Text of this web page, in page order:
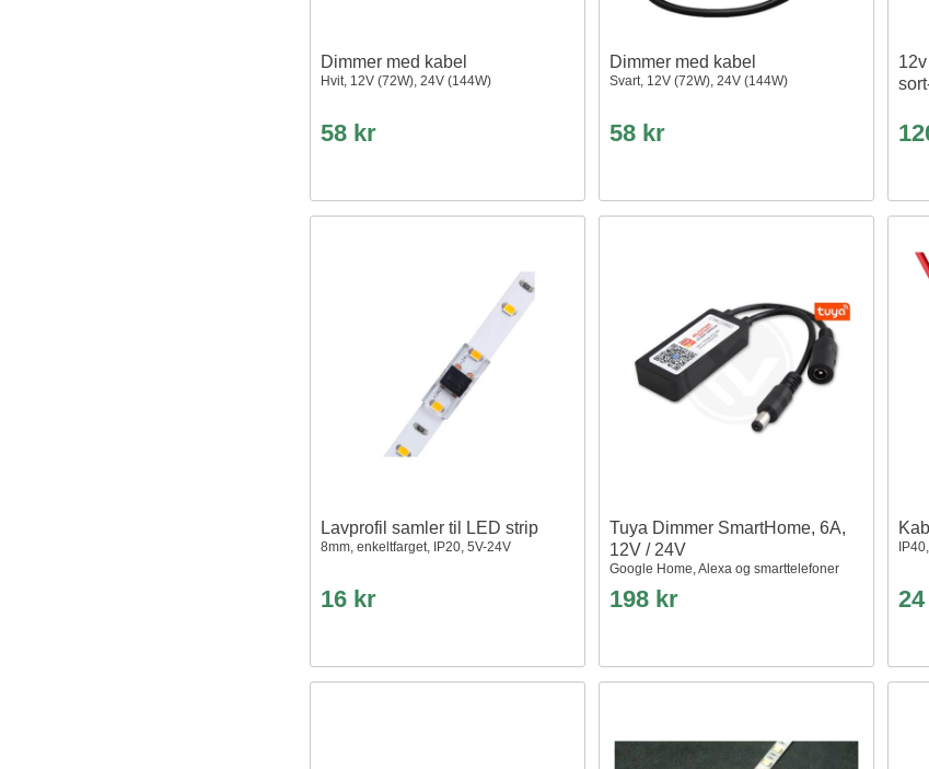
Dimmer med kabel
Hvit, 12V (72W), 24V (144W)
58 kr
Dimmer med kabel
Svart, 12V (72W), 24V (144W)
58 kr
Lavprofil samler til LED strip
8mm, enkeltfarget, IP20, 5V-24V
16 kr
Tuya Dimmer SmartHome, 6A,
12V / 24V
Google Home, Alexa og smarttelefoner
198 kr